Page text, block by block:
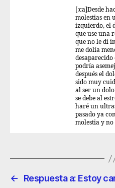
[:ca]Desde
molestias en
izquierdo, el
que use una
que no le di
me dolía
desaparecido
podría
después el
sido muy
al ser un
se debe al
haré un
pasado ya
molestia y no
←
Respuesta a: Estoy